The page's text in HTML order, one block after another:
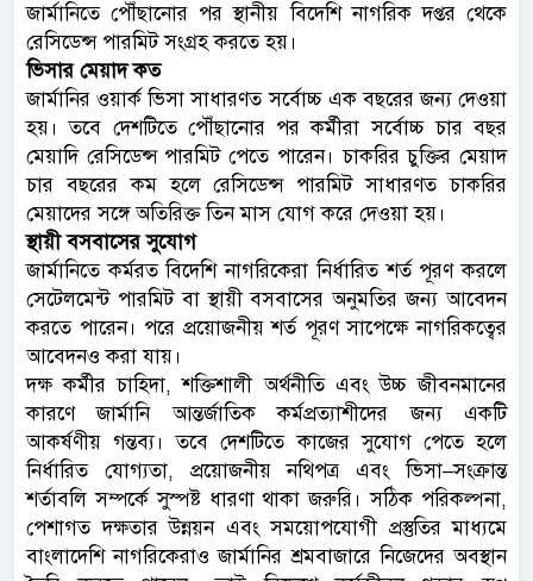
জার্মানিতে পৌঁছানোর পর স্থানীয় বিদেশি নাগরিক দপ্তর থেকে
রেসিডেন্স পারমিট সংগ্রহ করতে হয়।
ভিসার মেয়াদ কত
জার্মানির ওয়ার্ক ভিসা সাধারণত সর্বোচ্চ এক বছরের জন্য দেওয়া
হয়। তবে দেশটিতে পৌঁছানোর পর কর্মীরা সর্বোচ্চ চার বছর
মেয়াদি রেসিডেন্স পারমিট পেতে পারেন। চাকরির চুক্তির মেয়াদ
চার বছরের কম হলে রেসিডেন্স পারমিট সাধারণত চাকরির
মেয়াদের সঙ্গে অতিরিক্ত তিন মাস যোগ করে দেওয়া হয়।
স্থায়ী বসবাসের সুযোগ
জার্মানিতে কর্মরত বিদেশি নাগরিকেরা নির্ধারিত শর্ত পূরণ করলে
সেটেলমেন্ট পারমিট বা স্থায়ী বসবাসের অনুমতির জন্য আবেদন
করতে পারেন। পরে প্রয়োজনীয় শর্ত পূরণ সাপেক্ষে নাগরিকত্বের
আবেদনও করা যায়।
দক্ষ কর্মীর চাহিদা, শক্তিশালী অর্থনীতি এবং উচ্চ জীবনমানের
কারণে জার্মানি আন্তর্জাতিক কর্মপ্রত্যাশীদের জন্য একটি
আকর্ষণীয় গন্তব্য। তবে দেশটিতে কাজের সুযোগ পেতে হলে
নির্ধারিত যোগ্যতা, প্রয়োজনীয় নথিপত্র এবং ভিসা–সংক্রান্ত
শর্তাবলি সম্পর্কে সুস্পষ্ট ধারণা থাকা জরুরি। সঠিক পরিকল্পনা,
পেশাগত দক্ষতার উন্নয়ন এবং সময়োপযোগী প্রস্তুতির মাধ্যমে
বাংলাদেশি নাগরিকেরাও জার্মানির শ্রমবাজারে নিজেদের অবস্থান